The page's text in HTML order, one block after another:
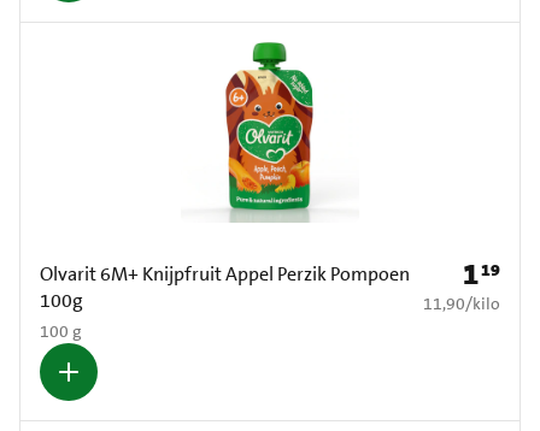
Olvarit 6M+ Knijpfruit Appel Perzik Pompoen
100g
100 g
Prijs: €
119
€ 11,90 per kilo
11,90/kilo